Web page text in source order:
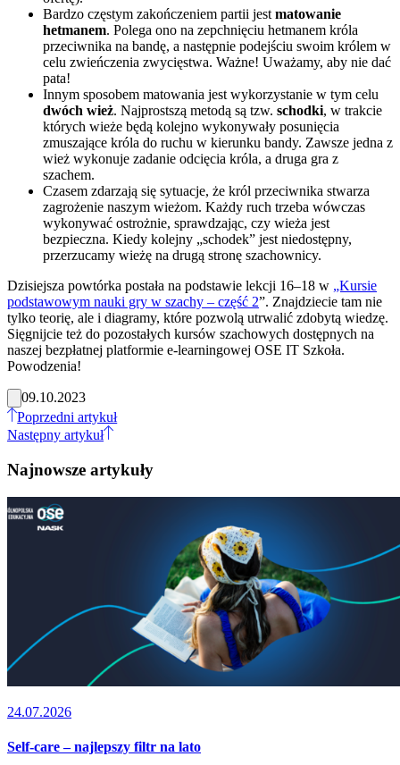
Bardzo częstym zakończeniem partii jest matowanie
hetmanem. Polega ono na zepchnięciu hetmanem króla
przeciwnika na bandę, a następnie podejściu swoim królem w
celu zwieńczenia zwycięstwa. Ważne! Uważamy, aby nie dać
pata!
Innym sposobem matowania jest wykorzystanie w tym celu
dwóch wież. Najprostszą metodą są tzw. schodki, w trakcie
których wieże będą kolejno wykonywały posunięcia
zmuszające króla do ruchu w kierunku bandy. Zawsze jedna z
wież wykonuje zadanie odcięcia króla, a druga gra z
szachem.
Czasem zdarzają się sytuacje, że król przeciwnika stwarza
zagrożenie naszym wieżom. Każdy ruch trzeba wówczas
wykonywać ostrożnie, sprawdzając, czy wieża jest
bezpieczna. Kiedy kolejny „schodek” jest niedostępny,
przerzucamy wieżę na drugą stronę szachownicy.
Dzisiejsza powtórka postała na podstawie lekcji 16–18 w „Kursie
podstawowym nauki gry w szachy – część 2”. Znajdziecie tam nie
tylko teorię, ale i diagramy, które pozwolą utrwalić zdobytą wiedzę.
Sięgnijcie też do pozostałych kursów szachowych dostępnych na
naszej bezpłatnej platformie e-learningowej OSE IT Szkoła.
Powodzenia!
09.10.2023
Poprzedni artykuł
Następny artykuł
Najnowsze artykuły
24.07.2026
Self-care – najlepszy filtr na lato